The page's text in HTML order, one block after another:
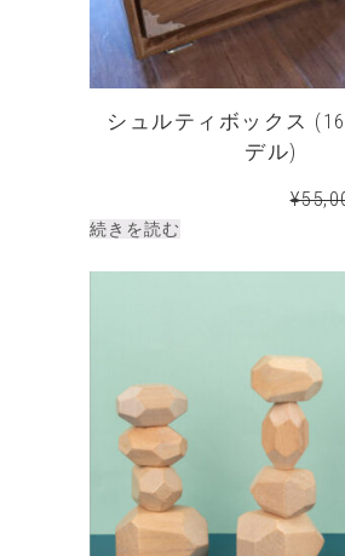
シュルティボックス
デル)
¥
続きを読む